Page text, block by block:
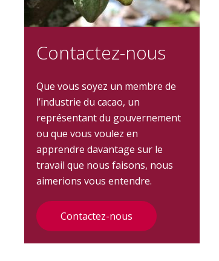
Contactez-nous
Que vous soyez un membre de
l’industrie du cacao, un
représentant du gouvernement
ou que vous voulez en
apprendre davantage sur le
travail que nous faisons, nous
aimerions vous entendre.
Contactez-nous